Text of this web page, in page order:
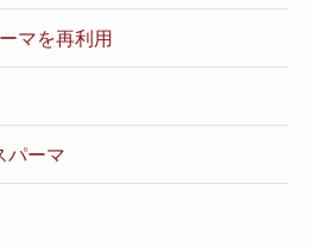
マを再利用
パーマ